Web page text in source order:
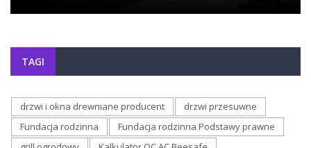
TAGI
drzwi i okna drewniane producent
drzwi przesuwne
Fundacja rodzinna
Fundacja rodzinna Podstawy prawne